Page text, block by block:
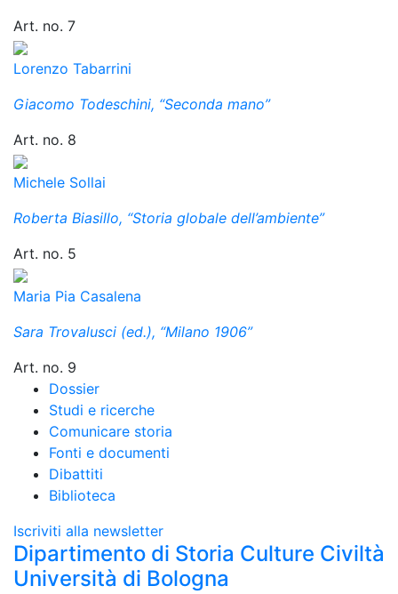
Art. no. 7
Lorenzo Tabarrini
Giacomo Todeschini, “Seconda mano”
Art. no. 8
Michele Sollai
Roberta Biasillo, “Storia globale dell’ambiente”
Art. no. 5
Maria Pia Casalena
Sara Trovalusci (ed.), “Milano 1906”
Art. no. 9
Dossier
Studi e ricerche
Comunicare storia
Fonti e documenti
Dibattiti
Biblioteca
Iscriviti alla newsletter
Dipartimento di Storia Culture Civiltà
Università di Bologna